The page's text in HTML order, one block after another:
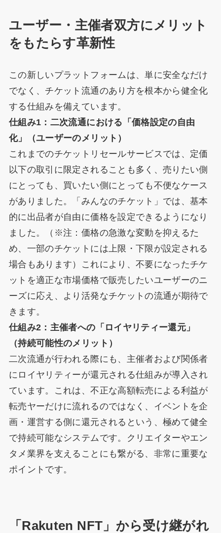
ユーザー・主催者双方にメリット
をもたらす革新性
この新しいプラットフォームは、単に安全なだけ
でなく、チケット流通のあり方を根本から健全化
する仕組みを備えています。
仕組み1：二次流通における「価格設定の自由
化」（ユーザーのメリット）
これまでのチケットリセールサービスでは、定価
以下の取引に限定されることも多く、売りたい側
にとっても、買いたい側にとっても不便なケース
がありました。「みんなのチケット」では、基本
的に出品者が自由に価格を設定できるようになり
ました。（※注：価格の急激な変動を抑えるた
め、一部のチケットには上限・下限が設定される
場合もあります）これにより、不要になったチケ
ットを適正な市場価格で販売したいユーザーのニ
ーズに応え、より活発なチケットの流通が期待で
きます。
仕組み2：主催者への「ロイヤリティー還元」
（持続可能性のメリット）
二次流通が行われる際にも、主催者および関係者
にロイヤリティーが還元される仕組みが導入され
ています。これは、不正な高額転売による利益が
転売ヤーだけに流れるのではなく、イベントを企
画・運営する側に還元されるという、極めて健全
で持続可能なシステムです。クリエイターやエン
タメ業界を支えることにも繋がる、非常に重要な
ポイントです。
「Rakuten NFT」から受け継がれ